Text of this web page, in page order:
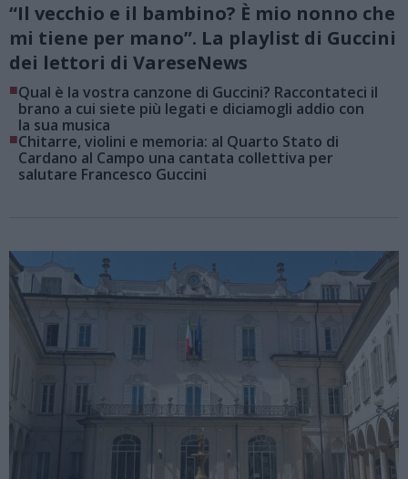
“Il vecchio e il bambino? È mio nonno che
mi tiene per mano”. La playlist di Guccini
dei lettori di VareseNews
■Qual è la vostra canzone di Guccini? Raccontateci il
brano a cui siete più legati e diciamogli addio con
la sua musica
■Chitarre, violini e memoria: al Quarto Stato di
Cardano al Campo una cantata collettiva per
salutare Francesco Guccini